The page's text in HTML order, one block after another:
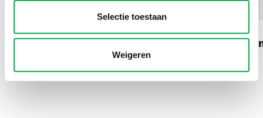
Selectie toestaan
Weigeren
Bambus Karamell